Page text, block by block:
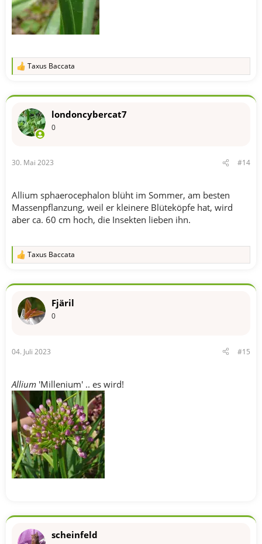
R
k
o
:
Taxus Baccata
londoncybercat7
0
30. Mai 2023 #14
Allium sphaerocephalon blüht im Sommer, am besten
Massenpflanzung, weil er kleinere Blüteköpfe hat, wird
aber ca. 60 cm hoch, die Insekten lieben ihn.
R
k
o
:
Taxus Baccata
Fjäril
0
04. Juli 2023 #15
Allium 'Millenium' .. es wird!
scheinfeld